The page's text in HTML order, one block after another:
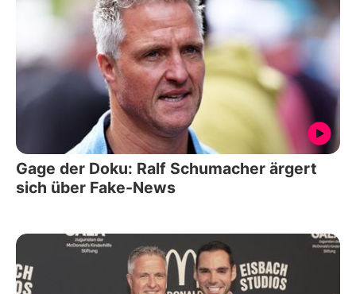
Gage der Doku: Ralf Schumacher ärgert
sich über Fake-News